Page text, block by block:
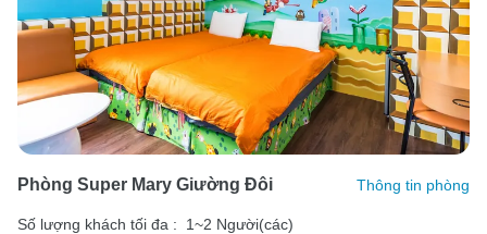
Phòng Super Mary Giường Đôi Thông tin phòng
Số lượng khách tối đa :
1~2 Người(các)